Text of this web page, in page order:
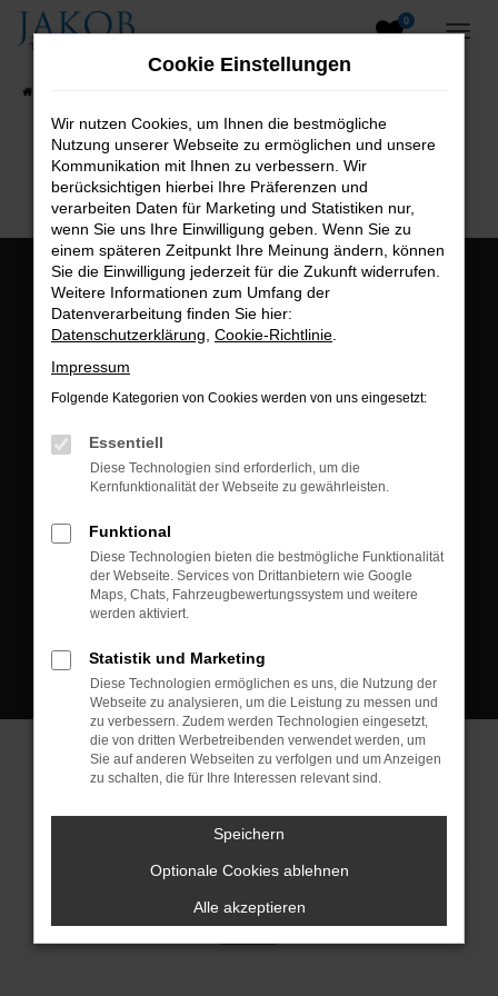
Zum
0
B2B-Shop
Öffnungszeiten:
Montag bis Freitag:
Postadresse:
Kontakt:
Tel.: +49 3745 760 90 20
Fax: +49 3745 760 90 21
Mail: fj@jakob-trading.com
Cookie Einstellungen
© 2026 Jakob Trading GmbH | Neustädter Straße 1 | DE-08223
Neustadt/Vogtland | fj@jakob-trading.com | Webdesign by audaris.de
Cookie Einstellungen
Wir nutzen Cookies, um Ihnen die bestmögliche
Nutzung unserer Webseite zu ermöglichen und unsere
Kommunikation mit Ihnen zu verbessern. Wir
berücksichtigen hierbei Ihre Präferenzen und
verarbeiten Daten für Marketing und Statistiken nur,
wenn Sie uns Ihre Einwilligung geben. Wenn Sie zu
einem späteren Zeitpunkt Ihre Meinung ändern, können
Sie die Einwilligung jederzeit für die Zukunft widerrufen.
Weitere Informationen zum Umfang der
Datenverarbeitung finden Sie hier:
Datenschutzerklärung Cookie-Richtlinie
Impressum
Folgende Kategorien von Cookies werden von uns eingesetzt:
Essentiell
Diese Technologien sind erforderlich, um die
Kernfunktionalität der Webseite zu gewährleisten.
Funktional
Diese Technologien bieten die bestmögliche Funktionalität
der Webseite. Services von Drittanbietern wie Google
Maps, Chats, Fahrzeugbewertungssystem und weitere
werden aktiviert.
Statistik und Marketing
Diese Technologien ermöglichen es uns, die Nutzung der
Webseite zu analysieren, um die Leistung zu messen und
zu verbessern. Zudem werden Technologien eingesetzt,
die von dritten Werbetreibenden verwendet werden, um
Sie auf anderen Webseiten zu verfolgen und um Anzeigen
zu schalten, die für Ihre Interessen relevant sind.
Speichern
Optionale Cookies ablehnen
Alle akzeptieren